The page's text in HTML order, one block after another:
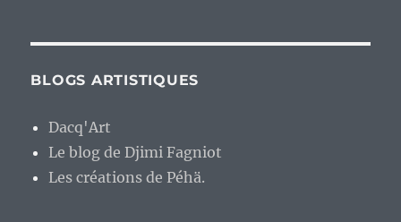
BLOGS ARTISTIQUES
Dacq'Art
Le blog de Djimi Fagniot
Les créations de Péhä.